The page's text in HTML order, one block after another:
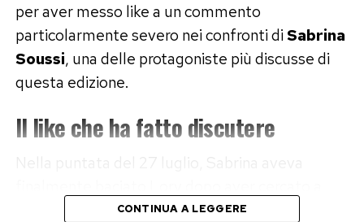
Post Views: 407
per aver messo like a un commento
particolarmente severo nei confronti diSabrina
Soussi, una delle protagoniste più discusse di
questa edizione.
Il like che ha fatto discutere
lungo un avvicinamento. Poco dopo aveva
CONTINUA A LEGGERE